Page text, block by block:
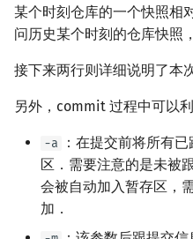
某个时刻仓库的一个快照相
问历史某个时刻的仓库快照
接下来两行则详细说明了本
另外，commit 过程中可以
-a
：在提交前将所有
区．需要注意的是未被
会被自动加入暂存区，
加．